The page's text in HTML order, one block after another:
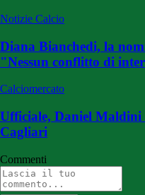
Notizie Calcio
Diana Bianchedi, la
"Nessun conflitto di
Calciomercato
Ufficiale, Daniel Maldini
Cagliari
Commenti